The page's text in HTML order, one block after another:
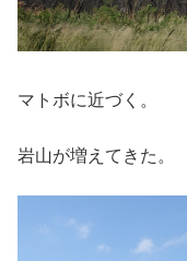
マトボに近づく。
岩山が増えてきた。